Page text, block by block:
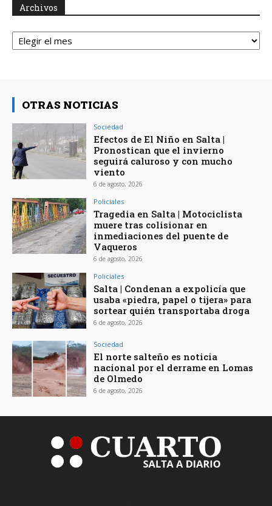
Archivos
Archivos
OTRAS NOTICIAS
Sociedad
Efectos de El Niño en Salta |
Pronostican que el invierno
seguirá caluroso y con mucho
viento
6 de agosto, 2026
Policiales
Tragedia en Salta | Motociclista
muere tras colisionar en
inmediaciones del puente de
Vaqueros
6 de agosto, 2026
Policiales
Salta | Condenan a expolicía que
usaba «piedra, papel o tijera» para
sortear quién transportaba droga
6 de agosto, 2026
Sociedad
El norte salteño es noticia
nacional por el derrame en Lomas
de Olmedo
6 de agosto, 2026